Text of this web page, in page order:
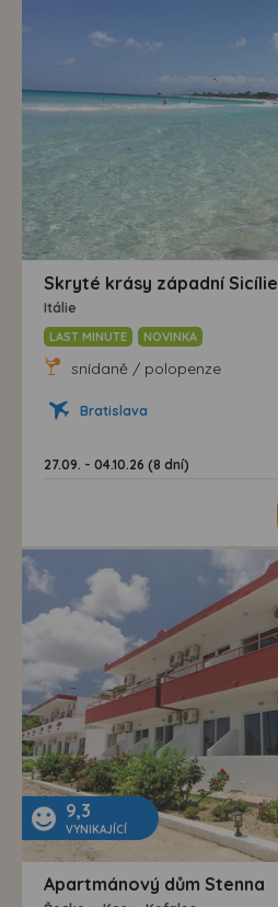
Skryté krásy západní Sicílie
Itálie
LAST MINUTE NOVINKA
snídaně / polopenze
Bratislava
27.09. - 04.10.26 (8 dní)
9,3
VYNIKAJÍCÍ
Apartmánový dům Stenna